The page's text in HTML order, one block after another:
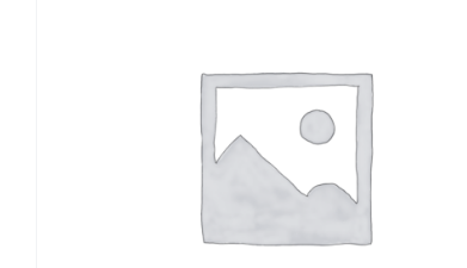
AÑADIR AL CARRITO DETALLES